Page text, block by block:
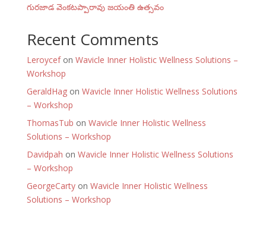
గురజాడ వెంకటప్పారావు జయంతి ఉత్సవం
Recent Comments
Leroycefon Wavicle Inner Holistic Wellness Solutions –
Workshop
GeraldHagon Wavicle Inner Holistic Wellness Solutions
– Workshop
ThomasTub on Wavicle Inner Holistic Wellness
Solutions – Workshop
Davidpah on Wavicle Inner Holistic Wellness Solutions
– Workshop
GeorgeCartyon Wavicle Inner Holistic Wellness
Solutions – Workshop